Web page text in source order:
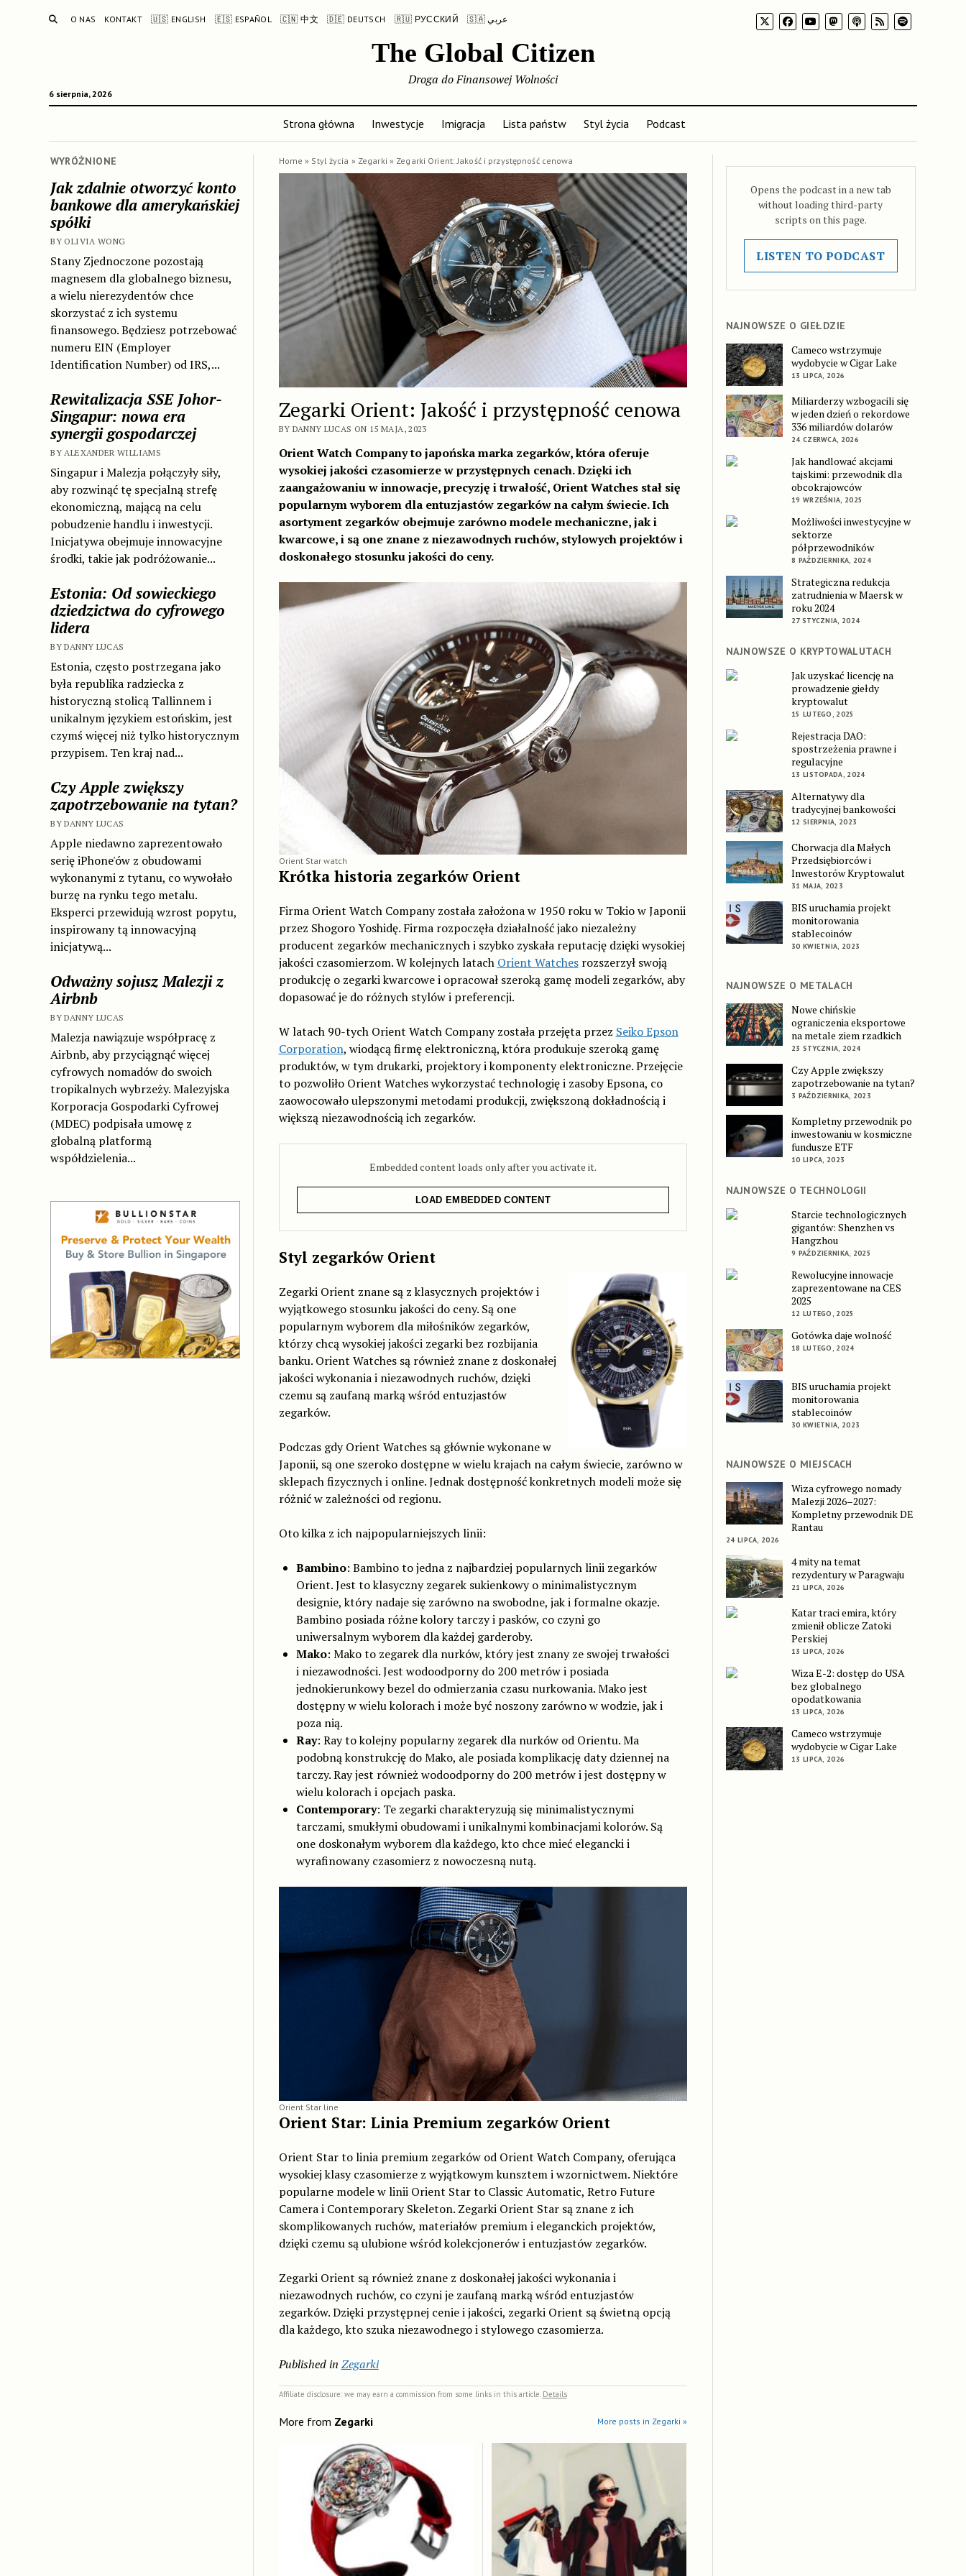
SEARCH
O NAS KONTAKT 🇺🇸 ENGLISH 🇪🇸 ESPAÑOL 🇨🇳 中文 🇩🇪 DEUTSCH 🇷🇺 РУССКИЙ 🇸🇦 عربي
The Global Citizen
6 sierpnia, 2026
Droga do Finansowej Wolności
Strona główna Inwestycje Imigracja Lista państw Styl życia Podcast
WYRÓŻNIONE
Jak zdalnie otworzyć konto
bankowe dla amerykańskiej
spółki
BY OLIVIA WONG
Stany Zjednoczone pozostają
magnesem dla globalnego biznesu,
a wielu nierezydentów chce
skorzystać z ich systemu
finansowego. Będziesz potrzebować
numeru EIN (Employer
Identification Number) od IRS,...
Rewitalizacja SSE Johor-
Singapur: nowa era
synergii gospodarczej
BY ALEXANDER WILLIAMS
Singapur i Malezja połączyły siły,
aby rozwinąć tę specjalną strefę
ekonomiczną, mającą na celu
pobudzenie handlu i inwestycji.
Inicjatywa obejmuje innowacyjne
środki, takie jak podróżowanie...
Estonia: Od sowieckiego
dziedzictwa do cyfrowego
lidera
BY DANNY LUCAS
Estonia, często postrzegana jako
była republika radziecka z
historyczną stolicą Tallinnem i
unikalnym językiem estońskim, jest
czymś więcej niż tylko historycznym
przypisem. Ten kraj nad...
Czy Apple zwiększy
zapotrzebowanie na tytan?
BY DANNY LUCAS
Apple niedawno zaprezentowało
serię iPhone'ów z obudowami
wykonanymi z tytanu, co wywołało
burzę na rynku tego metalu.
Eksperci przewidują wzrost popytu,
inspirowany tą innowacyjną
inicjatywą...
Odważny sojusz Malezji z
Airbnb
BY DANNY LUCAS
Malezja nawiązuje współpracę z
Airbnb, aby przyciągnąć więcej
cyfrowych nomadów do swoich
tropikalnych wybrzeży. Malezyjska
Korporacja Gospodarki Cyfrowej
(MDEC) podpisała umowę z
globalną platformą
współdzielenia...
Home » Styl życia » Zegarki » Zegarki Orient: Jakość i przystępność cenowa
Zegarki Orient: Jakość i przystępność cenowa
BY DANNY LUCAS ON 15 MAJA, 2023
Orient Watch Company to japońska marka zegarków, która oferuje
wysokiej jakości czasomierze w przystępnych cenach. Dzięki ich
zaangażowaniu w innowacje, precyzję i trwałość, Orient Watches stał się
popularnym wyborem dla entuzjastów zegarków na całym świecie. Ich
asortyment zegarków obejmuje zarówno modele mechaniczne, jak i
kwarcowe, i są one znane z niezawodnych ruchów, stylowych projektów i
doskonałego stosunku jakości do ceny.
Orient Star watch
Krótka historia zegarków Orient
Firma Orient Watch Company została założona w 1950 roku w Tokio w Japonii
przez Shogoro Yoshidę. Firma rozpoczęła działalność jako niezależny
producent zegarków mechanicznych i szybko zyskała reputację dzięki wysokiej
jakości czasomierzom. W kolejnych latach Orient Watchesrozszerzył swoją
produkcję o zegarki kwarcowe i opracował szeroką gamę modeli zegarków, aby
dopasować je do różnych stylów i preferencji.
W latach 90-tych Orient Watch Company została przejęta przez Seiko Epson
Corporation, wiodącą firmę elektroniczną, która produkuje szeroką gamę
produktów, w tym drukarki, projektory i komponenty elektroniczne. Przejęcie
to pozwoliło Orient Watches wykorzystać technologię i zasoby Epsona, co
zaowocowało ulepszonymi metodami produkcji, zwiększoną dokładnością i
większą niezawodnością ich zegarków.
Embedded content loads only after you activate it.
LOAD EMBEDDED CONTENT
Styl zegarków Orient
Zegarki Orient znane są z klasycznych projektów i
wyjątkowego stosunku jakości do ceny. Są one
popularnym wyborem dla miłośników zegarków,
którzy chcą wysokiej jakości zegarki bez rozbijania
banku. Orient Watches są również znane z doskonałej
jakości wykonania i niezawodnych ruchów, dzięki
czemu są zaufaną marką wśród entuzjastów
zegarków.
Podczas gdy Orient Watches są głównie wykonane w
Japonii, są one szeroko dostępne w wielu krajach na całym świecie, zarówno w
sklepach fizycznych i online. Jednak dostępność konkretnych modeli może się
różnić w zależności od regionu.
Oto kilka z ich najpopularniejszych linii:
Bambino: Bambino to jedna z najbardziej popularnych linii zegarków
Orient. Jest to klasyczny zegarek sukienkowy o minimalistycznym
designie, który nadaje się zarówno na swobodne, jak i formalne okazje.
Bambino posiada różne kolory tarczy i pasków, co czyni go
uniwersalnym wyborem dla każdej garderoby.
Mako: Mako to zegarek dla nurków, który jest znany ze swojej trwałości
i niezawodności. Jest wodoodporny do 200 metrów i posiada
jednokierunkowy bezel do odmierzania czasu nurkowania. Mako jest
dostępny w wielu kolorach i może być noszony zarówno w wodzie, jak i
poza nią.
Ray: Ray to kolejny popularny zegarek dla nurków od Orientu. Ma
podobną konstrukcję do Mako, ale posiada komplikację daty dziennej na
tarczy. Ray jest również wodoodporny do 200 metrów i jest dostępny w
wielu kolorach i opcjach paska.
Contemporary: Te zegarki charakteryzują się minimalistycznymi
tarczami, smukłymi obudowami i unikalnymi kombinacjami kolorów. Są
one doskonałym wyborem dla każdego, kto chce mieć elegancki i
wyrafinowany czasomierz z nowoczesną nutą.
Orient Star line
Orient Star: Linia Premium zegarków Orient
Orient Star to linia premium zegarków od Orient Watch Company, oferująca
wysokiej klasy czasomierze z wyjątkowym kunsztem i wzornictwem. Niektóre
popularne modele w linii Orient Star to Classic Automatic, Retro Future
Camera i Contemporary Skeleton. Zegarki Orient Star są znane z ich
skomplikowanych ruchów, materiałów premium i eleganckich projektów,
dzięki czemu są ulubione wśród kolekcjonerów i entuzjastów zegarków.
Zegarki Orient są również znane z doskonałej jakości wykonania i
niezawodnych ruchów, co czyni je zaufaną marką wśród entuzjastów
zegarków. Dzięki przystępnej cenie i jakości, zegarki Orient są świetną opcją
dla każdego, kto szuka niezawodnego i stylowego czasomierza.
Published in Zegarki
Affiliate disclosure: we may earn a commission from some links in this article. Details
More from Zegarki More posts in Zegarki »
Opens the podcast in a new tab
without loading third-party
scripts on this page.
LISTEN TO PODCAST
NAJNOWSZE O GIEŁDZIE
Cameco wstrzymuje
wydobycie w Cigar Lake
13 LIPCA, 2026
Miliarderzy wzbogacili się
w jeden dzień o rekordowe
336 miliardów dolarów
24 CZERWCA, 2026
Jak handlować akcjami
tajskimi: przewodnik dla
obcokrajowców
19 WRZEŚNIA, 2025
Możliwości inwestycyjne w
sektorze
półprzewodników
8 PAŹDZIERNIKA, 2024
Strategiczna redukcja
zatrudnienia w Maersk w
roku 2024
27 STYCZNIA, 2024
NAJNOWSZE O KRYPTOWALUTACH
Jak uzyskać licencję na
prowadzenie giełdy
kryptowalut
15 LUTEGO, 2025
Rejestracja DAO:
spostrzeżenia prawne i
regulacyjne
13 LISTOPADA, 2024
Alternatywy dla
tradycyjnej bankowości
12 SIERPNIA, 2023
Chorwacja dla Małych
Przedsiębiorców i
Inwestorów Kryptowalut
31 MAJA, 2023
BIS uruchamia projekt
monitorowania
stablecoinów
30 KWIETNIA, 2023
NAJNOWSZE O METALACH
Nowe chińskie
ograniczenia eksportowe
na metale ziem rzadkich
23 STYCZNIA, 2024
Czy Apple zwiększy
zapotrzebowanie na tytan?
3 PAŹDZIERNIKA, 2023
Kompletny przewodnik po
inwestowaniu w kosmiczne
fundusze ETF
10 LIPCA, 2023
NAJNOWSZE O TECHNOLOGII
Starcie technologicznych
gigantów: Shenzhen vs
Hangzhou
9 PAŹDZIERNIKA, 2025
Rewolucyjne innowacje
zaprezentowane na CES
2025
12 LUTEGO, 2025
Gotówka daje wolność
18 LUTEGO, 2024
BIS uruchamia projekt
monitorowania
stablecoinów
30 KWIETNIA, 2023
NAJNOWSZE O MIEJSCACH
Wiza cyfrowego nomady
Malezji 2026–2027:
Kompletny przewodnik DE
Rantau
24 LIPCA, 2026
4 mity na temat
rezydentury w Paragwaju
21 LIPCA, 2026
Katar traci emira, który
zmienił oblicze Zatoki
Perskiej
13 LIPCA, 2026
Wiza E-2: dostęp do USA
bez globalnego
opodatkowania
13 LIPCA, 2026
Cameco wstrzymuje
wydobycie w Cigar Lake
13 LIPCA, 2026